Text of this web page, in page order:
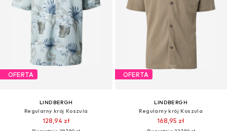
OFERTA
LINDBERGH
Regularny krój Koszula
128,94 zł
OFERTA
LINDBERGH
Regularny krój Koszula
168,95 zł